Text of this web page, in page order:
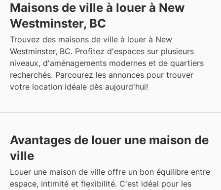
Maisons de ville à louer à New
Westminster, BC
Trouvez des maisons de ville à louer à New
Westminster, BC. Profitez d'espaces sur plusieurs
niveaux, d'aménagements modernes et de quartiers
recherchés. Parcourez les annonces pour trouver
votre location idéale dès aujourd'hui!
Avantages de louer une maison de
ville
Louer une maison de ville offre un bon équilibre entre
espace, intimité et flexibilité. C'est idéal pour les